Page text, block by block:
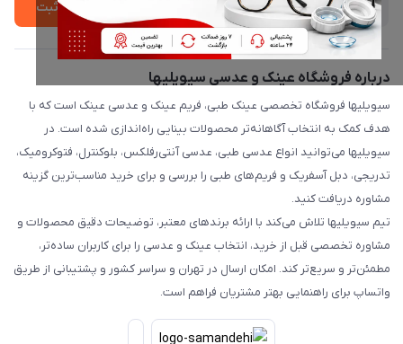
ثبت
درباره فروشگاه عینک و عدسی سیویلیها
سیویلیها فروشگاه تخصصی عینک طبی، فریم عینک و عدسی عینک است که با
هدف کمک به انتخاب آگاهانه‌تر محصولات بینایی راه‌اندازی شده است. در
سیویلیها می‌توانید انواع عدسی طبی، عدسی آنتی‌رفلکس، بلوکنترل، فتوکرومیک،
تدریجی، دبل آسفریک و فریم‌های طبی را بررسی و برای خرید مناسب‌ترین گزینه
مشاوره دریافت کنید.
تیم سیویلیها تلاش می‌کند با ارائه برندهای معتبر، توضیحات دقیق محصولات و
مشاوره تخصصی قبل از خرید، انتخاب عینک و عدسی را برای کاربران ساده‌تر،
مطمئن‌تر و سریع‌تر کند. امکان ارسال در تهران و سراسر کشور و پشتیبانی از طریق
واتساپ برای راهنمایی بهتر مشتریان فراهم است.